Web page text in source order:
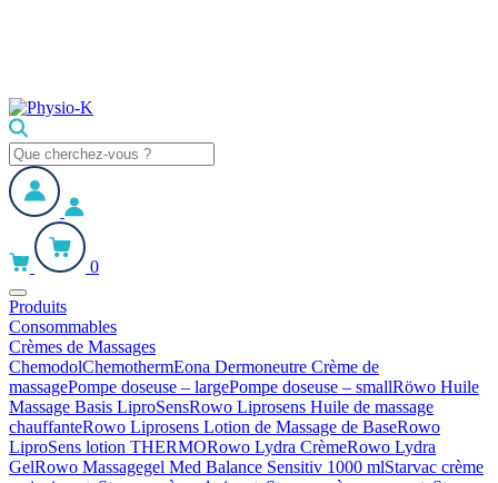
0
Produits
Consommables
Crèmes de Massages
ChemodolChemothermEona Dermoneutre Crème de
massagePompe doseuse – largePompe doseuse – smallRöwo Huile
Massage Basis LiproSensRowo Liprosens Huile de massage
chauffanteRowo Liprosens Lotion de Massage de BaseRowo
LiproSens lotion THERMORowo Lydra CrèmeRowo Lydra
GelRowo Massagegel Med Balance Sensitiv 1000 mlStarvac crème